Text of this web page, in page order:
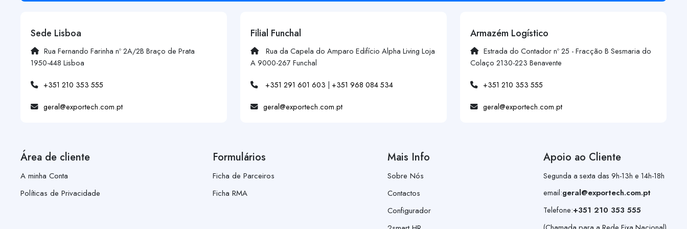
Sede Lisboa
Rua Fernando Farinha nº 2A/2B Braço de Prata
1950-448 Lisboa
+351 210 353 555
geral@exportech.com.pt
Filial Funchal
Rua da Capela do Amparo Edifício Alpha Living Loja
A 9000-267 Funchal
+351 291 601 603 | +351 968 084 534
geral@exportech.com.pt
Armazém Logístico
Estrada do Contador nº 25 - Fracção B Sesmaria do
Colaço 2130-223 Benavente
+351 210 353 555
geral@exportech.com.pt
Área de cliente
A minha Conta
Políticas de Privacidade
Formulários
Ficha de Parceiros
Ficha RMA
Mais Info
Sobre Nós
Contactos
Configurador
Apoio ao Cliente
Segunda a sexta das 9h-13h e 14h-18h
email:geral@exportech.com.pt
Telefone:+351 210 353 555